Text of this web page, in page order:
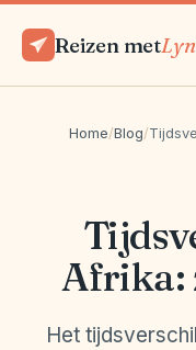
Reizen met
Home/Blog/
Afrika:
Het